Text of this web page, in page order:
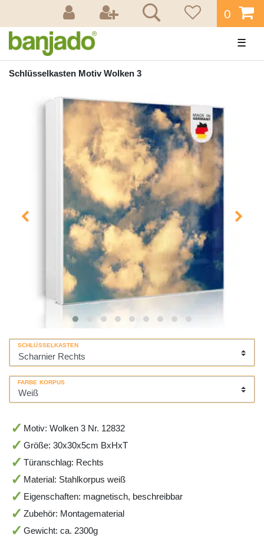
0
☰
Schlüsselkasten Motiv Wolken 3
SCHLÜSSELKASTEN
FARBE KORPUS
Motiv: Wolken 3 Nr. 12832
Größe: 30x30x5cm BxHxT
Türanschlag: Rechts
Material: Stahlkorpus weiß
Eigenschaften: magnetisch, beschreibbar
Zubehör: Montagematerial
Gewicht: ca. 2300g